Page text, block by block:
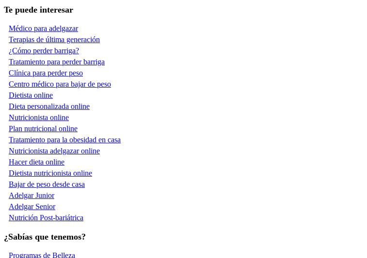
Te puede interesar
Médico para adelgazar
Terapias de última generación
¿Cómo perder barriga?
Tratamiento para perder barriga
Clínica para perder peso
Centro médico para bajar de peso
Dietista online
Dieta personalizada online
Nutricionista online
Plan nutricional online
Tratamiento para la obesidad en casa
Nutricionista adelgazar online
Hacer dieta online
Dietista nutricionista online
Bajar de peso desde casa
Adelgar Junior
Adelgar Senior
Nutrición Post-bariátrica
¿Sabías que tenemos?
Programas de Belleza